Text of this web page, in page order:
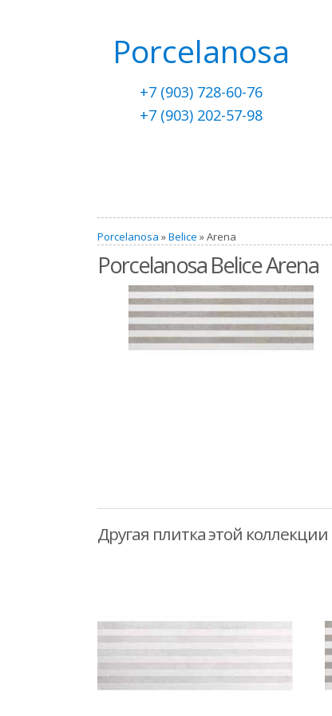
Porcelanosa
+7 (903) 728-60-76
+7 (903) 202-57-98
Porcelanosa »Belice » Arena
Porcelanosa Belice Arena
Другая плитка этой коллекции